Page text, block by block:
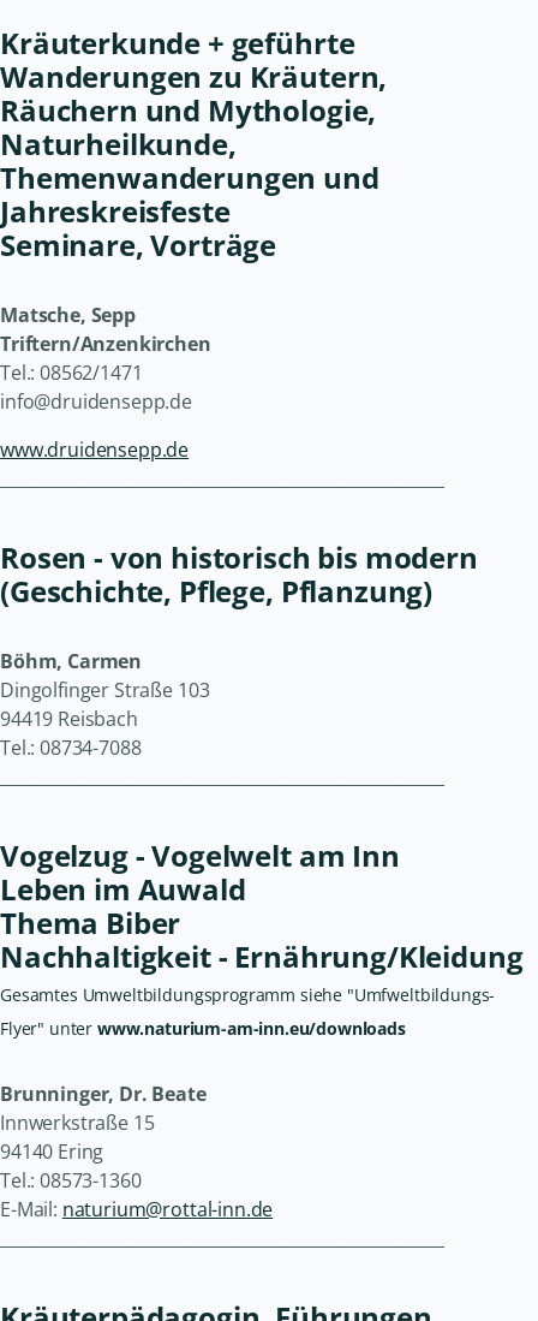
Kräuterkunde + geführte
Wanderungen zu Kräutern,
Räuchern und Mythologie,
Naturheilkunde,
Themenwanderungen und
Jahreskreisfeste
Seminare, Vorträge
Matsche, Sepp
Triftern/Anzenkirchen
Tel.: 08562/1471
info@druidensepp.de
www.druidensepp.de
Rosen - von historisch bis modern
(Geschichte, Pflege, Pflanzung)
Böhm, Carmen
Dingolfinger Straße 103
94419 Reisbach
Tel.: 08734-7088
Vogelzug - Vogelwelt am Inn
Leben im Auwald
Thema Biber
Nachhaltigkeit - Ernährung/Kleidung
Gesamtes Umweltbildungsprogramm siehe "Umfweltbildungs-
Flyer" unter www.naturium-am-inn.eu/downloads
Brunninger, Dr. Beate
Innwerkstraße 15
94140 Ering
Tel.: 08573-1360
E-Mail: naturium@rottal-inn.de